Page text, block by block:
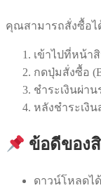
คุณสามารถสั่งซื้อไ
เข้าไปที่หน้าสิ
กดปุ่มสั่งซื้อ
ชำระเงินผ่าน
หลังชำระเงิ
ข้อดีของ
ดาวน์โหลดไ